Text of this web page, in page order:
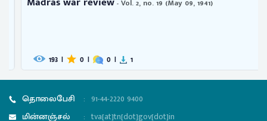
- Vol. 2, no. 19 (May 09, 1941)
193 | 0 | 0 | 1
தொலைபேசி : 91-44-2220 9400
மின்னஞ்சல்
: tva[at]tn[dot]gov[dot]in